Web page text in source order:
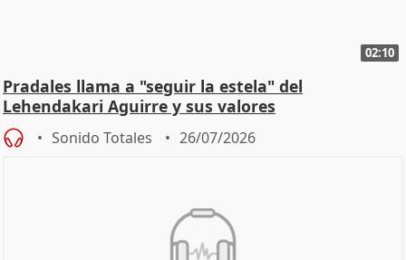
02:10
Pradales llama a "seguir la estela" del
Lehendakari Aguirre y sus valores
Sonido Totales 26/07/2026